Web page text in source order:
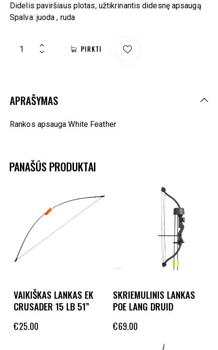
Didelis paviršiaus plotas, užtikrinantis didesnę apsaugą
Spalva: juoda , ruda
PIRKTI
APRAŠYMAS
Rankos apsauga White Feather
PANAŠŪS PRODUKTAI
VAIKIŠKAS LANKAS EK
CRUSADER 15 LB 51”
€25.00
SKRIEMULINIS LANKAS
POE LANG DRUID
€69.00